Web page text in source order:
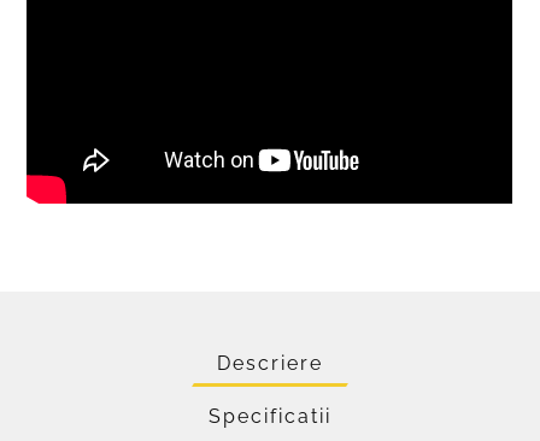
Descriere
Specificatii